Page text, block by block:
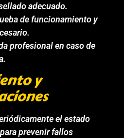
adecuado.
de funcionamiento y
profesional en caso de
y
el estado
prevenir fallos